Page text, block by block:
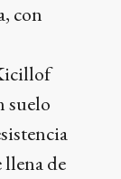
con
suelo
llena de